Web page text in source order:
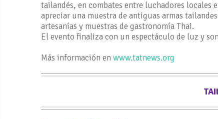
tailandés, en combates entre luchadores locales
apreciar una muestra de antiguas armas
artesanías y muestras de gastronomía Thai.
El evento finaliza con un espectáculo de luz y
Más información en www.tatnews.org